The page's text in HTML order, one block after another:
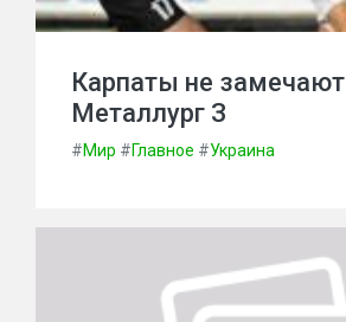
Карпаты не замечают
Металлург З
#Мир #Главное #Украина